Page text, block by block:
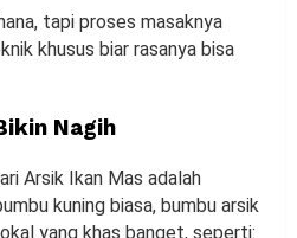
tapi proses masaknya
khusus biar rasanya bisa
Nagih
Arsik Ikan Mas adalah
kuning biasa, bumbu arsik
yang khas banget, seperti: